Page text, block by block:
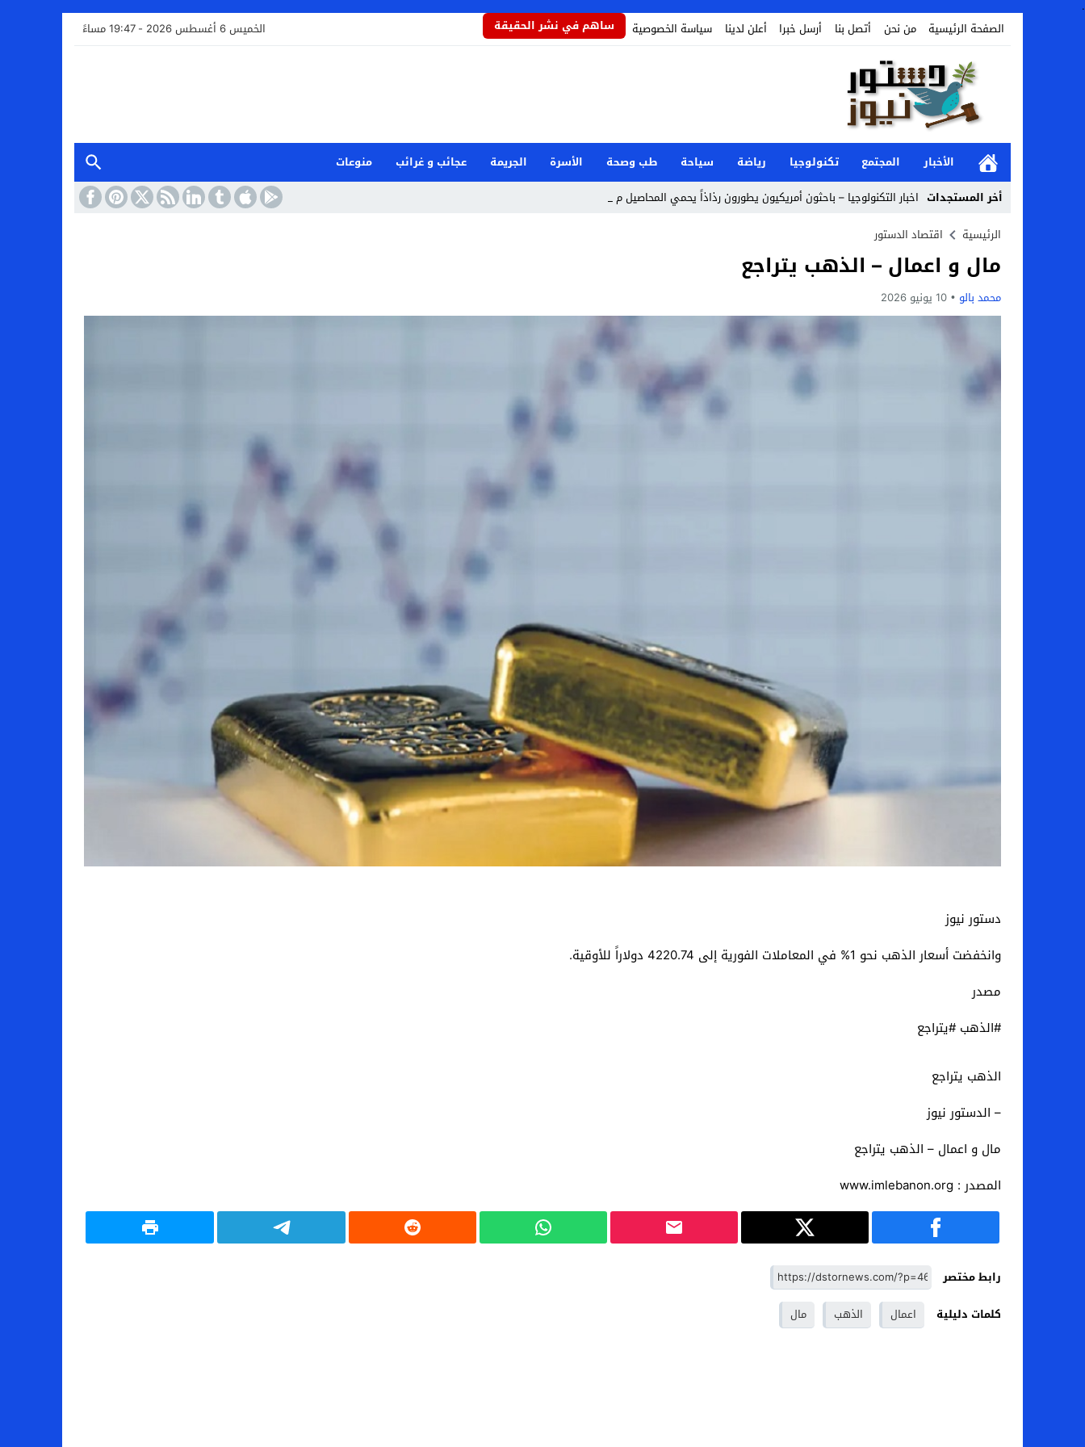
.
الصفحة الرئيسية
من نحن أتصل بنا أرسل خبرا أعلن لدينا سياسة الخصوصية ساهم في نشر الحقيقة الخميس 6 أغسطس 2026 - 19:47 مساءً
الأخبار المجتمع تكنولوجيا رياضة سياحة طب وصحة الأسرة الجريمة عجائب و غرائب
منوعات
أخر المستجدات اخبار التكنولوجيا – باحثون أمريكيون يطورون رذاذاً يحمي المحاصيل من تأثيرا _
Stop
Previous
Next
الرئيسية اقتصاد الدستور
مال و اعمال – الذهب يتراجع
محمد بالو 10 يونيو 2026
دستور نيوز
وانخفضت أسعار الذهب نحو 1% في المعاملات الفورية إلى 4220.74 دولاراً للأوقية.
مصدر
#الذهب #يتراجع
الذهب يتراجع
– الدستور نيوز
مال و اعمال – الذهب يتراجع
المصدر : www.imlebanon.org
رابط مختصر
كلمات دليلية
اعمال الذهب مال